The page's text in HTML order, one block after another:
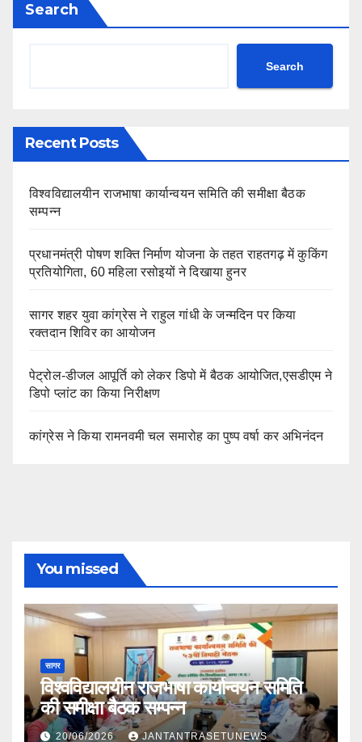
Search
Search
Recent Posts
विश्वविद्यालयीन राजभाषा कार्यान्वयन समिति की समीक्षा बैठक
सम्पन्न
प्रधानमंत्री पोषण शक्ति निर्माण योजना के तहत राहतगढ़ में कुकिंग
प्रतियोगिता, 60 महिला रसोइयों ने दिखाया हुनर
सागर शहर युवा कांग्रेस ने राहुल गांधी के जन्मदिन पर किया
रक्तदान शिविर का आयोजन
पेट्रोल-डीजल आपूर्ति को लेकर डिपो में बैठक आयोजित,एसडीएम ने
डिपो प्लांट का किया निरीक्षण
कांग्रेस ने किया रामनवमी चल समारोह का पुष्प वर्षा कर अभिनंदन
You missed
सागर
विश्वविद्यालयीन राजभाषा कार्यान्वयन समिति
की समीक्षा बैठक सम्पन्न
20/06/2026 JANTANTRASETUNEWS